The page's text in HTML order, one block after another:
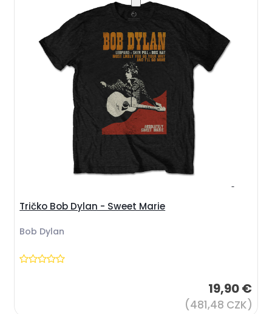
Tričko Bob Dylan - Sweet Marie
Bob Dylan
19,90 €
(481,48 CZK)